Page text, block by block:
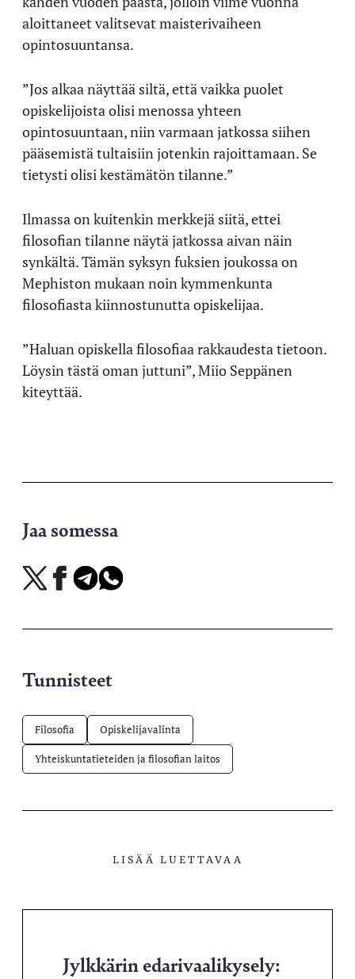
aloittaneet valitsevat maisterivaiheen
opintosuuntansa.
”Jos alkaa näyttää siltä, että vaikka puolet
opiskelijoista olisi menossa yhteen
opintosuuntaan, niin varmaan jatkossa siihen
pääsemistä tultaisiin jotenkin rajoittamaan. Se
tietysti olisi kestämätön tilanne.”
Ilmassa on kuitenkin merkkejä siitä, ettei
filosofian tilanne näytä jatkossa aivan näin
synkältä. Tämän syksyn fuksien joukossa on
Mephiston mukaan noin kymmenkunta
filosofiasta kiinnostunutta opiskelijaa.
”Haluan opiskella filosofiaa rakkaudesta tietoon.
Löysin tästä oman juttuni”, Miio Seppänen
kiteyttää.
Jaa somessa
Jaa
X-
Jaa
Facebookissa
Jaa
Telegramissa
Jaa
WhatsAppissa
Tunnisteet
Filosofia Opiskelijavalinta
Yhteiskuntatieteiden ja filosofian laitos
LISÄÄ LUETTAVAA
Jylkkärin edarivaalikysely: